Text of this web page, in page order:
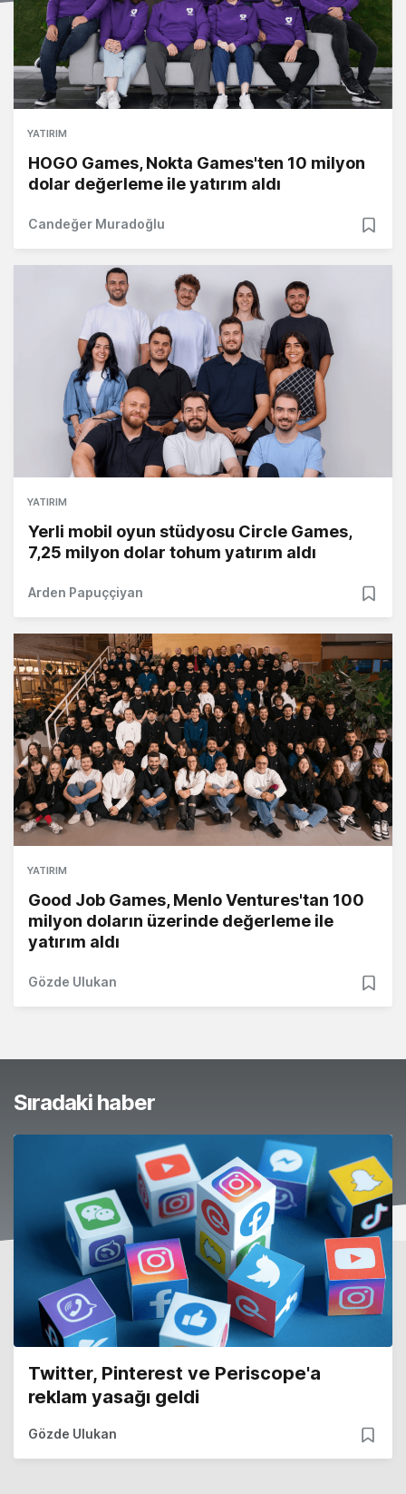
YATIRIM
HOGO Games, Nokta Games'ten 10 milyon
dolar değerleme ile yatırım aldı
Candeğer Muradoğlu
YATIRIM
Yerli mobil oyun stüdyosu Circle Games,
7,25 milyon dolar tohum yatırım aldı
Arden Papuççiyan
YATIRIM
Good Job Games, Menlo Ventures'tan 100
milyon doların üzerinde değerleme ile
yatırım aldı
Gözde Ulukan
Sıradaki haber
Twitter, Pinterest ve Periscope'a
reklam yasağı geldi
Gözde Ulukan